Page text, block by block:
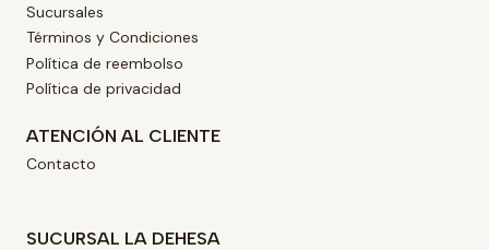
Sucursales
Términos y Condiciones
Política de reembolso
Política de privacidad
ATENCIÓN AL CLIENTE
Contacto
SUCURSAL LA DEHESA